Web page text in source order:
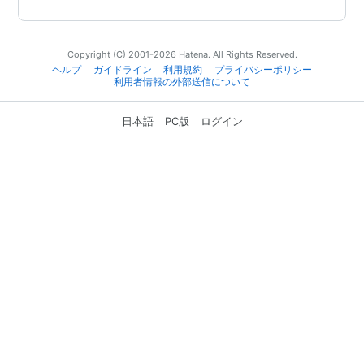
Copyright (C) 2001-2026 Hatena. All Rights Reserved.
ヘルプ
ガイドライン 利用規約
プライバシーポリシー
利用者情報の外部送信について
日本語 PC版 ログイン